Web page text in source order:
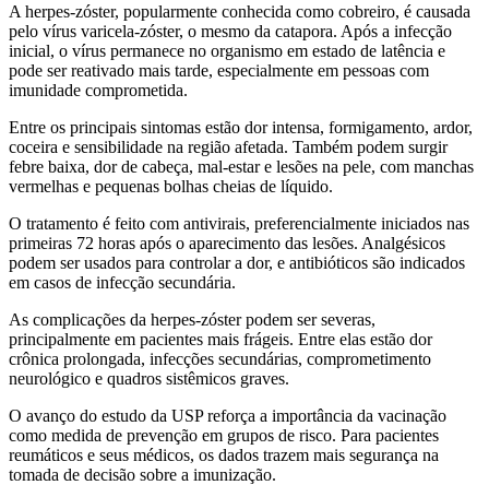
A herpes-zóster, popularmente conhecida como cobreiro, é causada
pelo vírus varicela-zóster, o mesmo da catapora. Após a infecção
inicial, o vírus permanece no organismo em estado de latência e
pode ser reativado mais tarde, especialmente em pessoas com
imunidade comprometida.
Entre os principais sintomas estão dor intensa, formigamento, ardor,
coceira e sensibilidade na região afetada. Também podem surgir
febre baixa, dor de cabeça, mal-estar e lesões na pele, com manchas
vermelhas e pequenas bolhas cheias de líquido.
O tratamento é feito com antivirais, preferencialmente iniciados nas
primeiras 72 horas após o aparecimento das lesões. Analgésicos
podem ser usados para controlar a dor, e antibióticos são indicados
em casos de infecção secundária.
As complicações da herpes-zóster podem ser severas,
principalmente em pacientes mais frágeis. Entre elas estão dor
crônica prolongada, infecções secundárias, comprometimento
neurológico e quadros sistêmicos graves.
O avanço do estudo da USP reforça a importância da vacinação
como medida de prevenção em grupos de risco. Para pacientes
reumáticos e seus médicos, os dados trazem mais segurança na
tomada de decisão sobre a imunização.